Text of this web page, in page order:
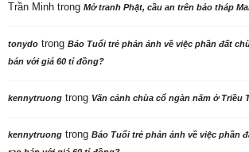
Trần Minh trong Mở tranh Phật, cầu an trên bảo tháp
tonydo trong Báo Tuổi trẻ phản ảnh về việc phần đất
bán với giá 60 tỉ đồng?
kennytruong trong Vãn cảnh chùa cổ ngàn năm ở Triều
kennytruong trong Báo Tuổi trẻ phản ảnh về việc phần